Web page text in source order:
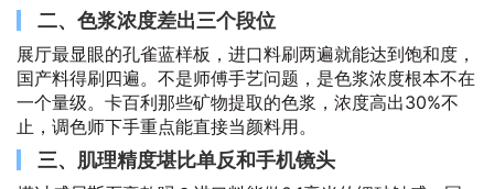
二、色浆浓度差出三个段位
展厅最显眼的孔雀蓝样板，进口料刷两遍就能达到饱和度，
国产料得刷四遍。不是师傅手艺问题，是色浆浓度根本不在
一个量级。卡百利那些矿物提取的色浆，浓度高出30%不
止，调色师下手重点能直接当颜料用。
三、肌理精度堪比单反和手机镜头